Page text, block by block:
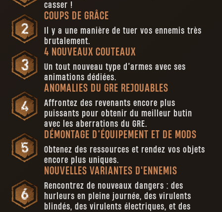
casser !
COUPS DE GRÂCE
Il y a une manière de tuer vos ennemis très
brutalement.
4 NOUVEAUX COUTEAUX
Un tout nouveau type d’armes avec ses
animations dédiées.
ANOMALIES DU GRE REJOUABLES
Affrontez des revenants encore plus
puissants pour obtenir du meilleur butin
avec les aberrations du GRE.
DÉMONTAGE D’ÉQUIPEMENT ET DE MODS
Obtenez des ressources et rendez vos objets
encore plus uniques.
NOUVELLES VARIANTES D'ENNEMIS
Rencontrez de nouveaux dangers : des
hurleurs en pleine journée, des virulents
blindés, des virulents électriques, et des